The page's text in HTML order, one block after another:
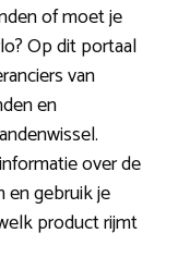
of moet je
Op dit portaal
van
en
over de
en gebruik je
product rijmt